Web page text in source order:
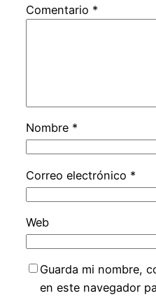
Comentario *
Nombre *
Correo electrónico *
Web
Guarda mi nombre,
en este navegador